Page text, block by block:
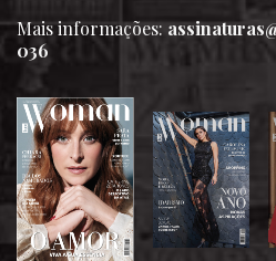
Mais informações:
036